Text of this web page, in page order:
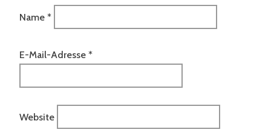
Name *
E-Mail-Adresse *
Website